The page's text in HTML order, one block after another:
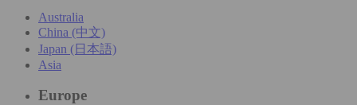
Australia
China (中文)
Japan (日本語)
Asia
Europe